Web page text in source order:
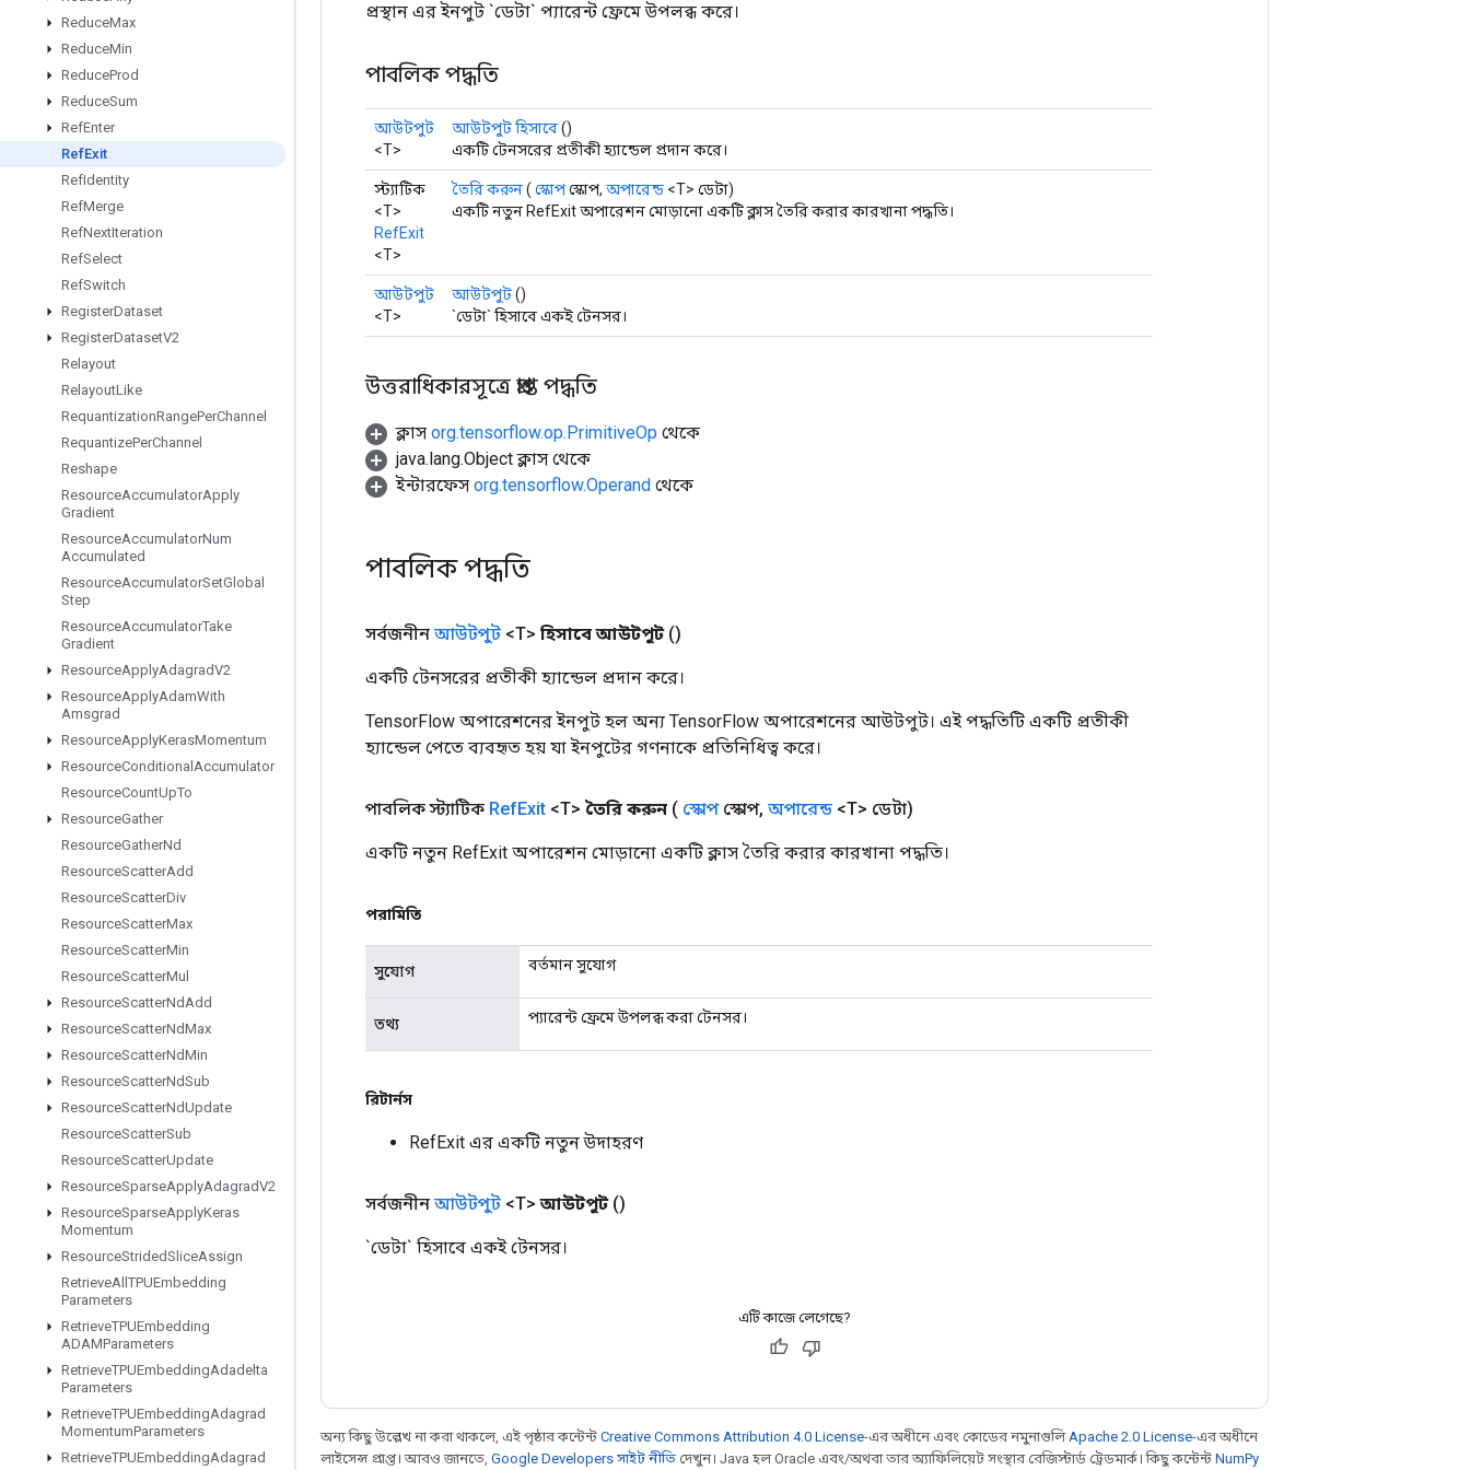
ReduceMax
ReduceMin
ReduceProd
ReduceSum
RefEnter
RefExit
RefIdentity
RefMerge
RefNextIteration
RefSelect
RefSwitch
RegisterDataset
RegisterDatasetV2
Relayout
RelayoutLike
RequantizationRangePerChannel
RequantizePerChannel
Reshape
ResourceAccumulatorApply
Gradient
ResourceAccumulatorNum
Accumulated
ResourceAccumulatorSetGlobal
Step
ResourceAccumulatorTake
Gradient
ResourceApplyAdagradV2
ResourceApplyAdamWith
Amsgrad
ResourceApplyKerasMomentum
ResourceConditional Accumulator
ResourceCountUpTo
ResourceGather
ResourceGatherNd
ResourceScatterAdd
ResourceScatterDiv
ResourceScatterMax
ResourceScatterMin
ResourceScatterMul
ResourceScatterNdAdd
ResourceScatterNdMax
ResourceScatterNdMin
ResourceScatterNdSub
ResourceScatterNdUpdate
ResourceScatterSub
ResourceScatterUpdate
ResourceSparseApplyAdagradV2
ResourceSparseApplyKeras
Momentum
ResourceStridedSliceAssign
RetrieveAll TPUEmbedding
Parameters
RetrieveTPUEmbedding
ADAMParameters
RetrieveTPUEmbeddingAdadelta
Parameters
RetrieveTPUEmbeddingAdagrad
MomentumParameters
RetrieveTPUEmbeddingAdagrad
প্রস্থান এর ইনপুট `ডেটা` প্যারেন্ট ফ্রেমে উপলব্ধ করে।
পাবলিক পদ্ধতি
আউটপুট
<T>
আউটপুট হিসাবে()
একটি টেনসরের প্রতীকী হ্যান্ডেল প্রদান করে।
স্ট্যাটিক
<T>
RefExit
<T>
তৈরি করুন( স্কোপস্কোপ, অপারেন্ড <T> ডেটা)
একটি নতুন RefExit অপারেশন মোড়ানো একটি ক্লাস তৈরি করার কারখানা পদ্ধতি।
আউটপুট
<T>
আউটপুট()
`ডেটা` হিসাবে একই টেনসর।
উত্তরাধিকারসূত্রে প্রাপ্ত পদ্ধতি
ক্লাস org.tensorflow.op.PrimitiveOp থেকে
java.lang.Object ক্লাস থেকে
ইন্টারফেস org.tensorflow.Operand থেকে
পাবলিক পদ্ধতি
সর্বজনীন আউটপুট <T> হিসাবে আউটপুট ()
একটি টেনসরের প্রতীকী হ্যান্ডেল প্রদান করে।
TensorFlow অপারেশনের ইনপুট হল অন্য TensorFlow অপারেশনের আউটপুট। এই পদ্ধতিটি একটি প্রতীকী
হ্যান্ডেল পেতে ব্যবহৃত হয় যা ইনপুটের গণনাকে প্রতিনিধিত্ব করে।
পাবলিক স্ট্যাটিক RefExit <T> তৈরি করুন ( স্কোপস্কোপ, অপারেন্ড <T> ডেটা)
একটি নতুন RefExit অপারেশন মোড়ানো একটি ক্লাস তৈরি করার কারখানা পদ্ধতি।
পরামিতি
সুযোগ বর্তমান সুযোগ
তথ্য প্যারেন্ট ফ্রেমে উপলব্ধ করা টেনসর।
রিটার্নস
RefExit এর একটি নতুন উদাহরণ
সর্বজনীন আউটপুট <T> আউটপুট ()
`ডেটা` হিসাবে একই টেনসর।
এটি কাজে লেগেছে?
অন্য কিছু উল্লেখ না করা থাকলে, এই পৃষ্ঠার কন্টেন্ট Creative Commons Attribution 4.0 License-এর অধীনে এবং কোডের নমুনাগুলি Apache 2.0 License-এর অধীনে
লাইসেন্স প্রাপ্ত। আরও জানতে, Google Developers সাইট নীতি দেখুন। Java হল Oracle এবং/অথবা তার অ্যাফিলিয়েট সংস্থার রেজিস্টার্ড ট্রেডমার্ক। কিছু কন্টেন্ট NumPy